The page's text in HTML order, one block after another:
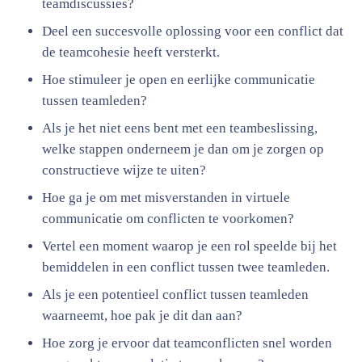
teamdiscussies?
Deel een succesvolle oplossing voor een conflict dat
de teamcohesie heeft versterkt.
Hoe stimuleer je open en eerlijke communicatie
tussen teamleden?
Als je het niet eens bent met een teambeslissing,
welke stappen onderneem je dan om je zorgen op
constructieve wijze te uiten?
Hoe ga je om met misverstanden in virtuele
communicatie om conflicten te voorkomen?
Vertel een moment waarop je een rol speelde bij het
bemiddelen in een conflict tussen twee teamleden.
Als je een potentieel conflict tussen teamleden
waarneemt, hoe pak je dit dan aan?
Hoe zorg je ervoor dat teamconflicten snel worden